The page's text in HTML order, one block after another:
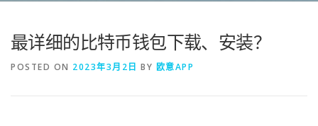
最详细的比特币钱包下载、安装？
POSTED ON 2023年3月2日 BY 欧意APP